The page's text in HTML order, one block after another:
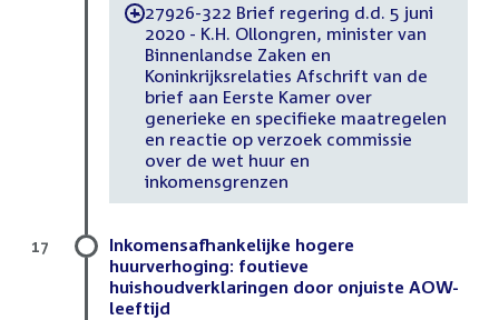
-27926-322 Brief regering d.d. 5 juni
2020 - K.H. Ollongren, minister van
Binnenlandse Zaken en
Koninkrijksrelaties Afschrift van de
brief aan Eerste Kamer over
generieke en specifieke maatregelen
en reactie op verzoek commissie
over de wet huur en
inkomensgrenzen
Inkomensafhankelijke hogere
huurverhoging: foutieve
huishoudverklaringen door onjuiste AOW-
leeftijd
17